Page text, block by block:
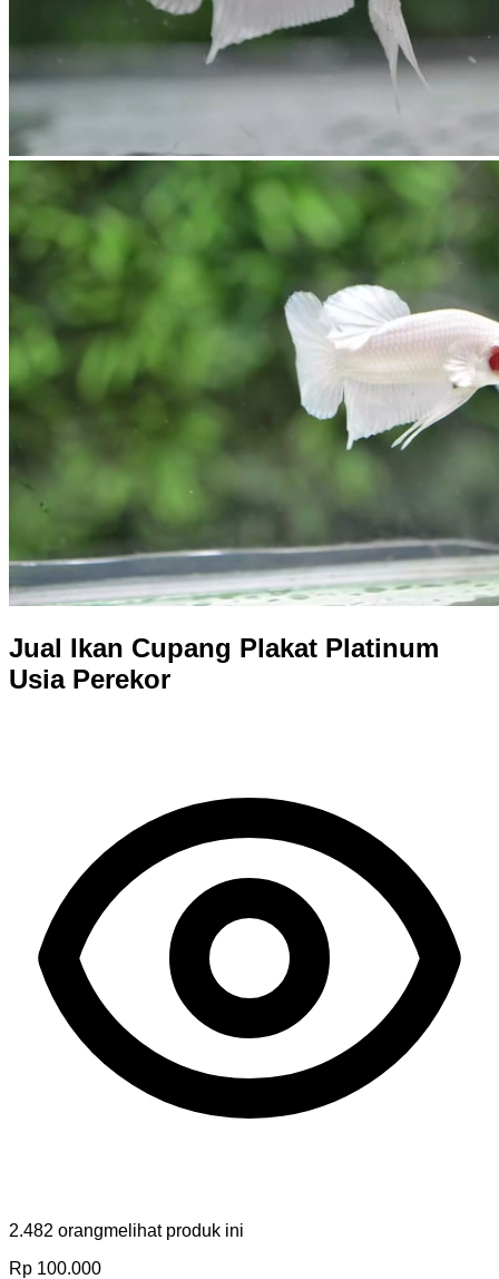
Jual Ikan Cupang Plakat Platinum
Usia Perekor
2.482 orangmelihat produk ini
Rp 100.000